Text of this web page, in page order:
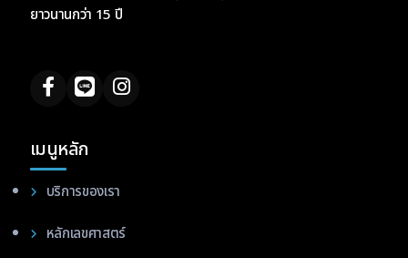
ยาวนานกว่า 15 ปี
เมนูหลัก
บริการของเรา
หลักเลขศาสตร์